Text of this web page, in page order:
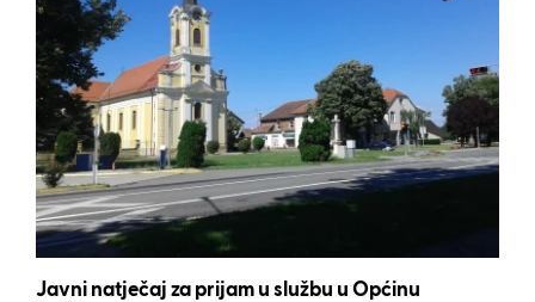
Javni natječaj za prijam u službu u Općinu